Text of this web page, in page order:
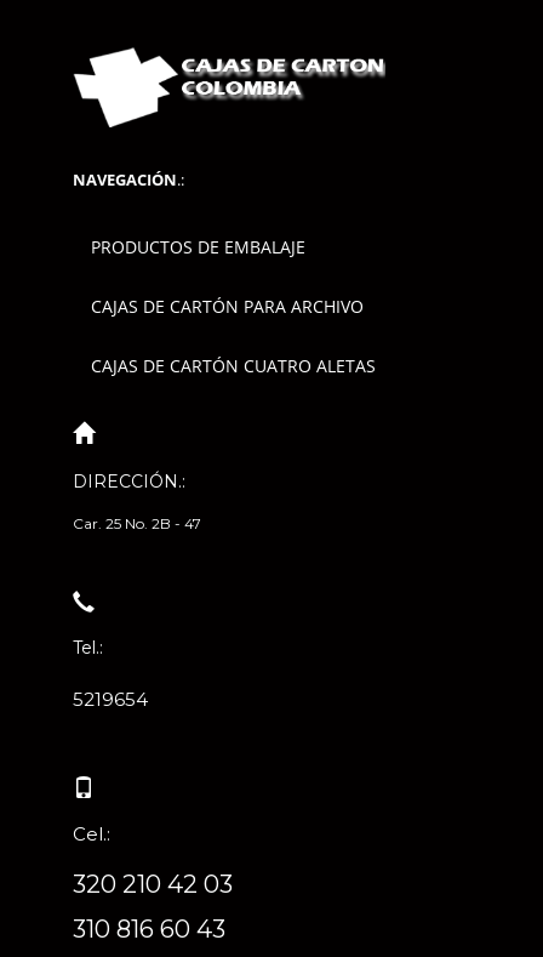
NAVEGACIÓN.:
PRODUCTOS DE EMBALAJE
CAJAS DE CARTÓN PARA ARCHIVO
CAJAS DE CARTÓN CUATRO ALETAS
DIRECCIÓN.:
Car. 25 No. 2B - 47
Tel.:
5219654
Cel.:
320 210 42 03
310 816 60 43